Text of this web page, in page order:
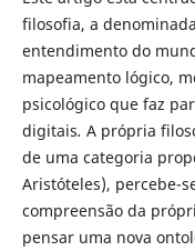
filosofia, a
entendimento do
mapeamento lógico,
psicológico que faz
digitais. A própria
de uma categoria
Aristóteles), percebe-
compreensão da
pensar uma nova